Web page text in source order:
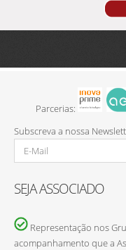
Parcerias:
Subscreva a nossa
SEJA ASSOCIADO
Representação nos
acompanhamento que a